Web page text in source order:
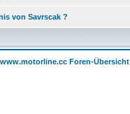
von Savrscak ?
www.motorline.cc Foren-Übersicht